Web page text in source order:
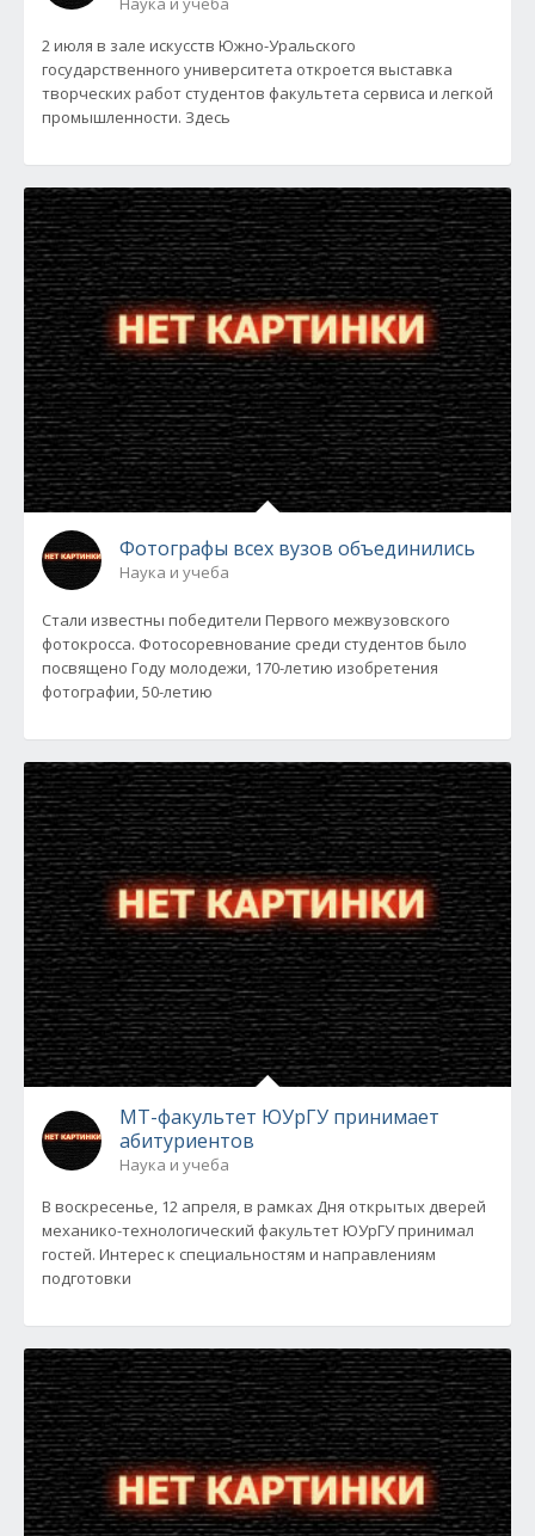
2 июля в зале искусств Южно-Уральского
государственного университета откроется выставка
творческих работ студентов факультета сервиса и легкой
промышленности. Здесь
Фотографы всех вузов объединились
Наука и учеба
Стали известны победители Первого межвузовского
фотокросса. Фотосоревнование среди студентов было
посвящено Году молодежи, 170-летию изобретения
фотографии, 50-летию
МТ-факультет ЮУрГУ принимает
абитуриентов
Наука и учеба
В воскресенье, 12 апреля, в рамках Дня открытых дверей
механико-технологический факультет ЮУрГУ принимал
гостей. Интерес к специальностям и направлениям
подготовки